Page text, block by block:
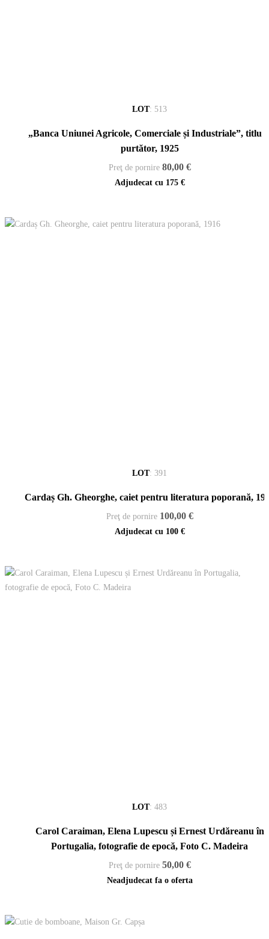
LOT: 513
„Banca Uniunei Agricole, Comerciale și Industriale”, titlu
purtător, 1925
Preţ de pornire 80,00 €
Adjudecat cu 175 €
LOT: 391
Cardaș Gh. Gheorghe, caiet pentru literatura poporană,
Preţ de pornire 100,00 €
Adjudecat cu 100 €
LOT: 483
Carol Caraiman, Elena Lupescu și Ernest Urdăreanu în
Portugalia, fotografie de epocă, Foto C. Madeira
Preţ de pornire 50,00 €
Neadjudecat fa o oferta